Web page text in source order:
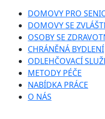
DOMOVY PRO
DOMOVY SE
OSOBY SE
CHRÁNĚNÁ BYDLENÍ
ODLEHČOVACÍ
METODY PÉČE
NABÍDKA PRÁCE
O NÁS